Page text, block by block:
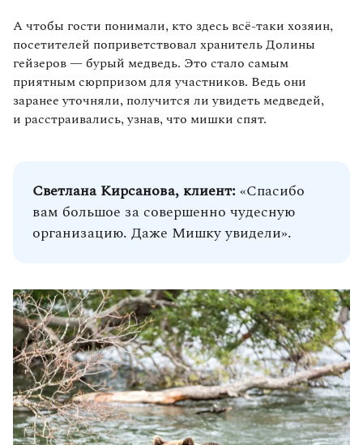
А чтобы гости понимали, кто здесь всё-таки хозяин,
посетителей поприветствовал хранитель Долины
гейзеров — бурый медведь. Это стало самым
приятным сюрпризом для участников. Ведь они
заранее уточняли, получится ли увидеть медведей,
и расстраивались, узнав, что мишки спят.
Светлана Кирсанова, клиент: «Спасибо
вам большое за совершенно чудесную
организацию. Даже Мишку увидели».